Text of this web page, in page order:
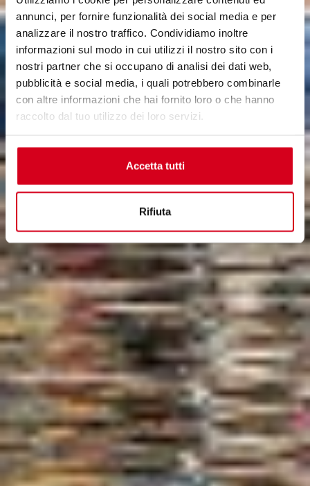
annunci, per fornire funzionalità dei social media e per
analizzare il nostro traffico. Condividiamo inoltre
informazioni sul modo in cui utilizzi il nostro sito con i
nostri partner che si occupano di analisi dei dati web,
pubblicità e social media, i quali potrebbero combinarle
con altre informazioni che hai fornito loro o che hanno
raccolto dal tuo utilizzo dei loro servizi.
Accetta tutti
Rifiuta